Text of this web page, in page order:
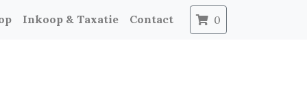
Inkoop & Taxatie Contact 0